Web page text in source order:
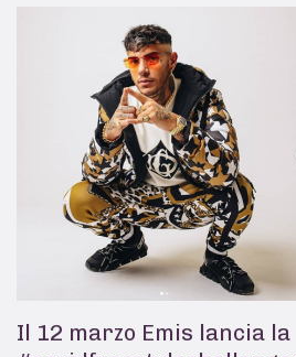
Il 12 marzo Emis lancia la